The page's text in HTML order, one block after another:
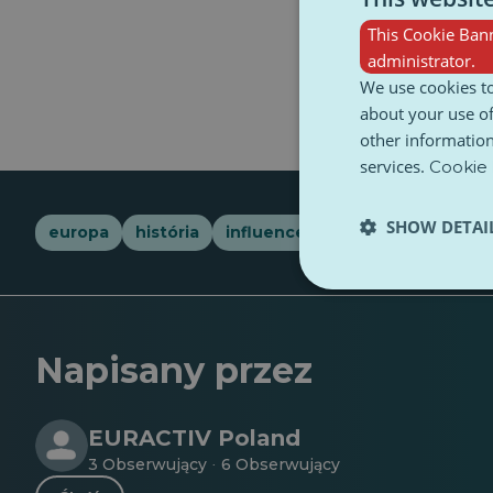
europa história influencerzy kultura
Napisany przez
EURACTIV Poland
3 Obserwujący · 6 Obserwujący
This Cookie
administrator.
We use cookies
about your use
other
services. Cookie
SHOW